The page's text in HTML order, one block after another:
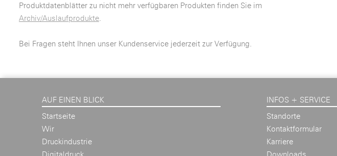
Produktdatenblätter zu nicht mehr verfügbaren Produkten finden Sie im
Archiv/Auslaufprodukte.
Bei Fragen steht Ihnen unser Kundenservice jederzeit zur Verfügung.
AUF EINEN BLICK
Startseite
Wir
Druckindustrie
INFOS + SERVICE
Standorte
Kontaktformular
Karriere